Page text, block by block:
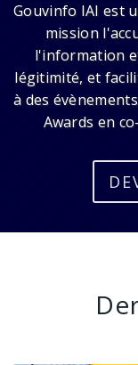
Gouvinfo IAI est
mission
l'information
légitimité, et
à des
Awards en